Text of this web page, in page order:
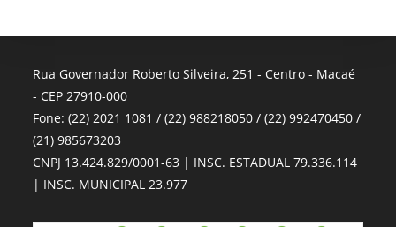
Rua Governador Roberto Silveira, 251 - Centro - Macaé
- CEP 27910-000
Fone: (22) 2021 1081 / (22) 988218050 / (22) 992470450 /
(21) 985673203
CNPJ 13.424.829/0001-63 | INSC. ESTADUAL 79.336.114
| INSC. MUNICIPAL 23.977